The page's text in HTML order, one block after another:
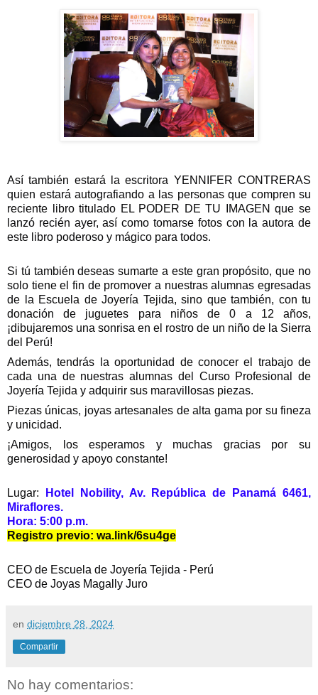
Así también estará la escritora YENNIFER CONTRERAS
quien estará autografiando a las personas que compren su
reciente libro titulado EL PODER DE TU IMAGEN que se
lanzó recién ayer, así como tomarse fotos con la autora de
este libro poderoso y mágico para todos.
Si tú también deseas sumarte a este gran propósito, que no
solo tiene el fin de promover a nuestras alumnas egresadas
de la Escuela de Joyería Tejida, sino que también, con tu
donación de juguetes para niños de 0 a 12 años,
¡dibujaremos una sonrisa en el rostro de un niño de la Sierra
del Perú!
Además, tendrás la oportunidad de conocer el trabajo de
cada una de nuestras alumnas del Curso Profesional de
Joyería Tejida y adquirir sus maravillosas piezas.
Piezas únicas, joyas artesanales de alta gama por su fineza
y unicidad.
¡Amigos, los esperamos y muchas gracias por su
generosidad y apoyo constante!
Lugar:
Hotel Nobility, Av. República de Panamá 6461,
Miraflores.
Hora: 5:00 p.m.
Registro previo: wa.link/6su4ge
CEO de Escuela de Joyería Tejida - Perú
CEO de Joyas Magally Juro
en diciembre 28, 2024
Compartir
No hay comentarios: